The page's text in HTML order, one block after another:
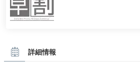
詳細情報